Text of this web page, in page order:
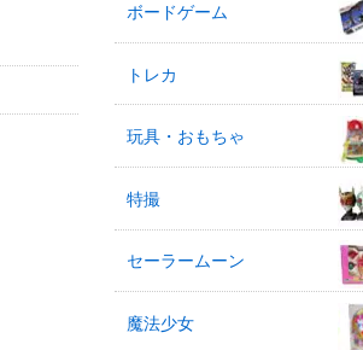
ボードゲーム
トレカ
玩具・おもちゃ
特撮
セーラームーン
魔法少女